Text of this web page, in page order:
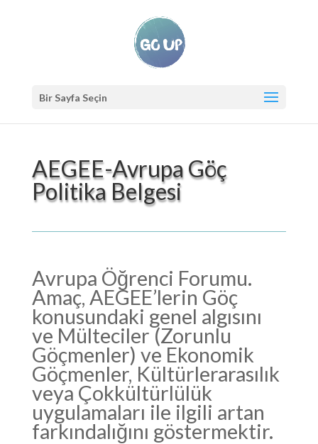
Bir Sayfa Seçin
AEGEE-Avrupa Göç
Politika Belgesi
Avrupa Öğrenci Forumu.
Amaç, AEGEE’lerin Göç
konusundaki genel algısını
ve Mülteciler (Zorunlu
Göçmenler) ve Ekonomik
Göçmenler, Kültürlerarasılık
veya Çokkültürlülük
uygulamaları ile ilgili artan
farkındalığını göstermektir.